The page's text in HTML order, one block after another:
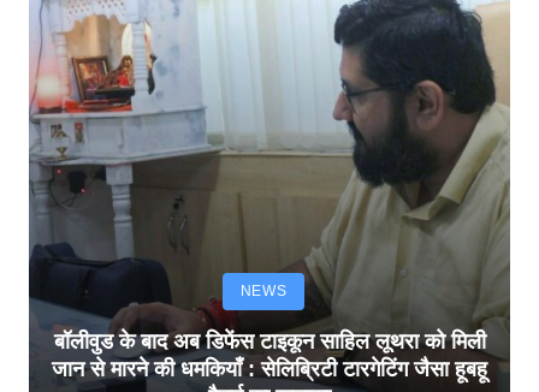
NEWS
बॉलीवुड के बाद अब डिफेंस टाइकून साहिल लूथरा को मिली
जान से मारने की धमकियाँ : सेलिब्रिटी टारगेटिंग जैसा हूबहू